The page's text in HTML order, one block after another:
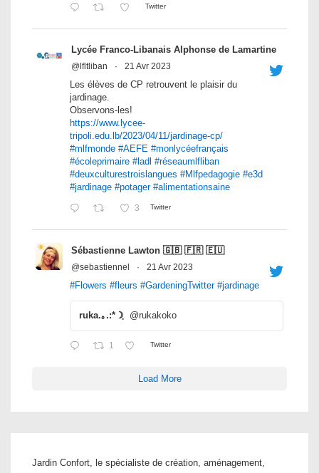
Twitter
Lycée Franco-Libanais Alphonse de Lamartine
@lfltliban · 21 Avr 2023
Les élèves de CP retrouvent le plaisir du
jardinage.
Observons-les!
https://www.lycee-
tripoli.edu.lb/2023/04/11/jardinage-cp/
#mlfmonde #AEFE #monlycéefrançais
#écoleprimaire #ladl #réseaumlfliban
#deuxculturestroislangues #Mlfpedagogie #e3d
#jardinage #potager #alimentationsaine
3 Twitter
Sébastienne Lawton 🇬🇧 🇫🇷 🇪🇺
@sebastiennel · 21 Avr 2023
#Flowers #fleurs #GardeningTwitter #jardinage
ruka.｡.:*☽ฺ @rukakoko
1 Twitter
Load More
Jardin Confort, le spécialiste de création, aménagement,